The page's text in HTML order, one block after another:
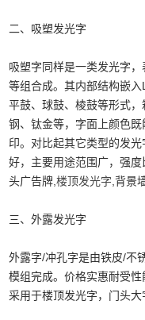
二、吸塑发光字
吸塑字同样是一类发光字
等组合成。其内部结构嵌入
平鼓、球鼓、棱鼓等形式
钢、钛金等，字面上颜色
印。对比起其它类型的发
好，主要用途范围广，强
头广告牌,楼顶发光字 ,背景
三、外露发光字
外露字/冲孔字是由铁皮/不
模组完成。价格实惠耐受
采用于楼顶发光字，门头大